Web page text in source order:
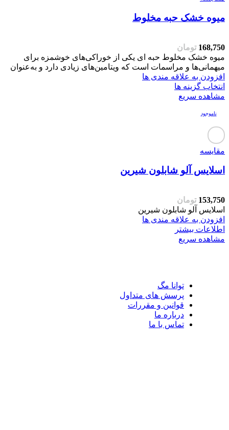
میوه خشک حبه مخلوط
168,750 تومان
میوه خشک مخلوط حبه ای یکی از خوراکی‌های خوشمزه برای
میهمانی‌ها و مراسمات است که ویتامین‌های زیادی دارد و به‌عنوان
افزودن به علاقه مندی ها
انتخاب گزینه ها
مشاهده سریع
ناموجود
مقایسه
اسلایس آلو شابلون شیرین
153,750 تومان
اسلایس آلو شابلون شیرین
افزودن به علاقه مندی ها
اطلاعات بیشتر
مشاهده سریع
توانا مگ
پرسش های متداول
قوانین و مقررات
درباره ما
تماس با ما